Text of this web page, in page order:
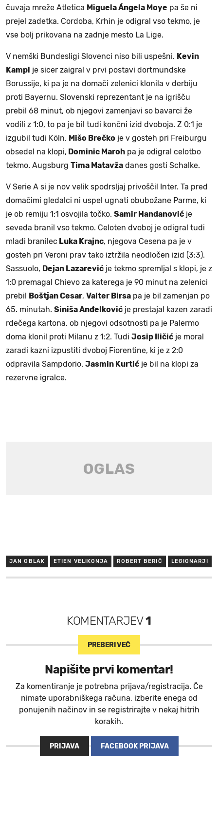
čuvaja mreže Atletica Miguela Ángela Moye pa še ni
prejel zadetka. Cordoba, Krhin je odigral vso tekmo, je
vse bolj prikovana na zadnje mesto La Lige.
V nemški Bundesligi Slovenci niso bili uspešni. Kevin
Kampl je sicer zaigral v prvi postavi dortmundske
Borussije, ki pa je na domači zelenici klonila v derbiju
proti Bayernu. Slovenski reprezentant je na igrišču
prebil 68 minut, ob njegovi zamenjavi so bavarci že
vodili z 1:0, to pa je bil tudi končni izid dvoboja. Z 0:1 je
izgubil tudi Köln. Mišo Brečko je v gosteh pri Freiburgu
obsedel na klopi, Dominic Maroh pa je odigral celotbo
tekmo. Augsburg Tima Matavža danes gosti Schalke.
V Serie A si je nov velik spodrsljaj privoščil Inter. Ta pred
domačimi gledalci ni uspel ugnati obubožane Parme, ki
je ob remiju 1:1 osvojila točko. Samir Handanović je
seveda branil vso tekmo. Celoten dvoboj je odigral tudi
mladi branilec Luka Krajnc, njegova Cesena pa je v
gosteh pri Veroni prav tako iztržila neodločen izid (3:3).
Sassuolo, Dejan Lazarević je tekmo spremljal s klopi, je z
1:0 premagal Chievo za katerega je 90 minut na zelenici
prebil
Boštjan Cesar, Valter Birsa pa je bil zamenjan po
65. minutah. Siniša Anđelković je prestajal kazen zaradi
rdečega kartona, ob njegovi odsotnosti pa je Palermo
doma klonil proti Milanu z 1:2. Tudi Josip Iličić je moral
zaradi kazni izpustiti dvoboj Fiorentine, ki je z 2:0
odpravila Sampdorio. Jasmin Kurtić je bil na klopi za
rezervne igralce.
JAN OBLAK ETIEN VELIKONJA ROBERT BERIČ LEGIONARJI
KOMENTARJEV1
PREBERI VEČ
Napišite prvi komentar!
Za komentiranje je potrebna prijava/registracija. Če
nimate uporabniškega računa, izberite enega od
ponujenih načinov in se registrirajte v nekaj hitrih
korakih.
PRIJAVA FACEBOOK PRIJAVA